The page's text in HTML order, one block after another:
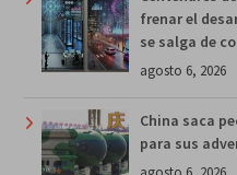
frenar el
se salga de
agosto 6, 2026
China saca
para sus